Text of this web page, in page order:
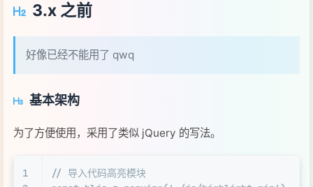
3.x 之前
好像已经不能用了 qwq
基本架构
为了方便使用，采用了类似 jQuery 的写法。
1
// 导入代码高亮模块